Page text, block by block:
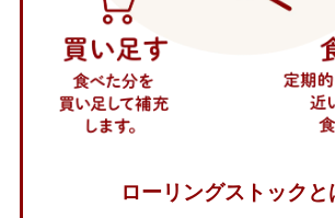
ローリングストックと